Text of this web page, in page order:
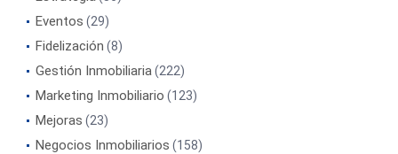
Eventos (29)
Fidelización (8)
Gestión Inmobiliaria(222)
Marketing Inmobiliario (123)
Mejoras (23)
Negocios Inmobiliarios (158)